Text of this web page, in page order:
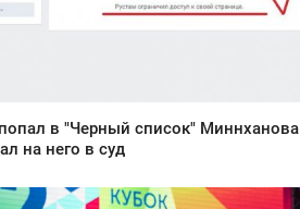
в "Черный список" Миннханова
на него в суд